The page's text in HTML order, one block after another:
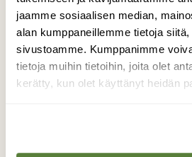
jaamme sosiaalisen median,
alan kumppaneillemme tietoja
sivustoamme. Kumppanimme
tietoja muihin tietoihin, joita olet
kerätty, kun olet käyttänyt heidän
Kampela uiskenteli
Valokuvaaja: Jarkko Nääs,